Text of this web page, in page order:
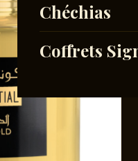
Chéchias
Coffrets